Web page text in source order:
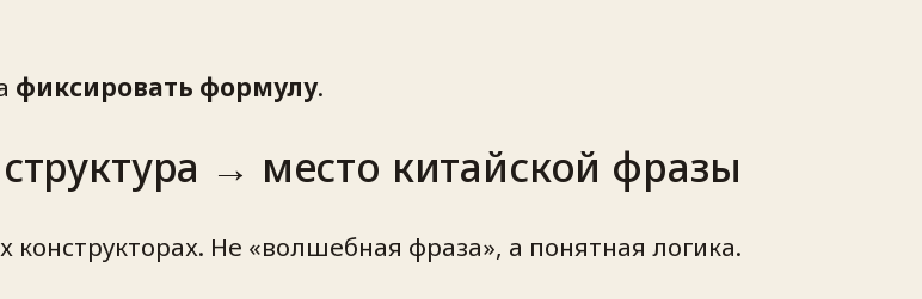
фиксировать формулу.
→ место китайской фразы
Не «волшебная фраза», а понятная логика.